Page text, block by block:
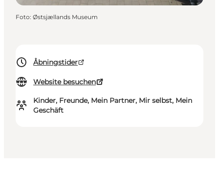
Åbningstider
Website besuchen
Kinder, Freunde, Mein Partner, Mir selbst, Mein
Geschäft
Foto: Østsjællands Museum